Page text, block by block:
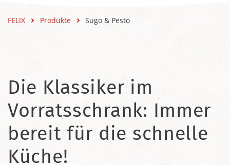
FELIX Produkte Sugo & Pesto
Die Klassiker im
Vorratsschrank: Immer
bereit für die schnelle
Küche!